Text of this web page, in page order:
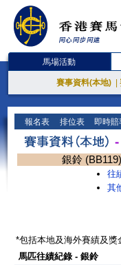
馬場活動
賽事資料(本地)
報名表 排位表 即時賠
銀鈴
往
其
*包括本地及海外賽績及獎
馬匹往績紀錄 - 銀鈴